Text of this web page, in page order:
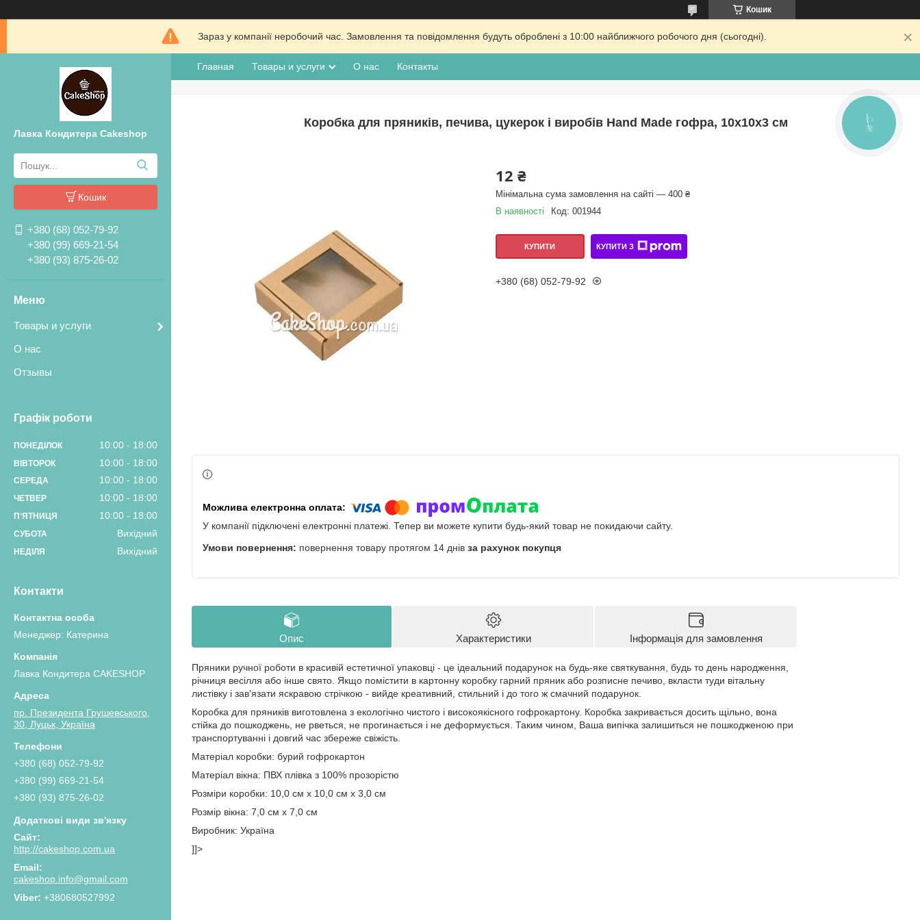
Кошик
Зараз у компанії неробочий час. Замовлення та повідомлення будуть оброблені з 10:00 найближчого робочого дня (сьогодні).
Лавка Кондитера Cakeshop
Кошик
+380 (68) 052-79-92
+380 (99) 669-21-54
+380 (93) 875-26-02
Товары и услуги
О нас
Отзывы
Графік роботи
ПОНЕДІЛОК 10:00 18:00
ВІВТОРОК 10:00 18:00
СЕРЕДА 10:00 18:00
ЧЕТВЕР 10:00 18:00
ПʼЯТНИЦЯ 10:00 18:00
СУБОТА Вихідний
НЕДІЛЯ Вихідний
Контакти
Менеджер: Катерина
Лавка Кондитера CAKESHOP
пр. Президента Грушевського,
30, Луцьк, Україна
+380 (68) 052-79-92
+380 (99) 669-21-54
+380 (93) 875-26-02
http://cakeshop.com.ua
cakeshop.info@gmail.com
+380680527992
Главная Товары и услуги О нас Контакты
Коробка для пряників, печива, цукерок і виробів Hand Made гофра, 10х10х3 см
12 ₴
Мінімальна сума замовлення на сайті — 400 ₴
В наявності
Код: 001944
КУПИТИ КУПИТИ З
+380 (68) 052-79-92
У компанії підключені електронні платежі. Тепер ви можете купити будь-який товар не покидаючи сайту.
повернення товару протягом 14 днів за рахунок покупця
Опис Характеристики Інформація для замовлення
Пряники ручної роботи в красивій естетичної упаковці - це ідеальний подарунок на будь-яке святкування, будь то день народження,
річниця весілля або інше свято. Якщо помістити в картонну коробку гарний пряник або розписне печиво, вкласти туди вітальну
листівку і зав'язати яскравою стрічкою - вийде креативний, стильний і до того ж смачний подарунок.
Коробка для пряників виготовлена ​​з екологічно чистого і високоякісного гофрокартону. Коробка закривається досить щільно, вона
стійка до пошкоджень, не рветься, не прогинається і не деформується. Таким чином, Ваша випічка залишиться не пошкодженою при
транспортуванні і довгий час збереже свіжість.
Матеріал коробки: бурий гофрокартон
Матеріал вікна: ПВХ плівка з 100% прозорістю
Розміри коробки: 10,0 см х 10,0 см х 3,0 см
Розмір вікна: 7,0 см х 7,0 см
Виробник: Україна
]]>
КНОПКА
ЗВ'ЯЗКУ